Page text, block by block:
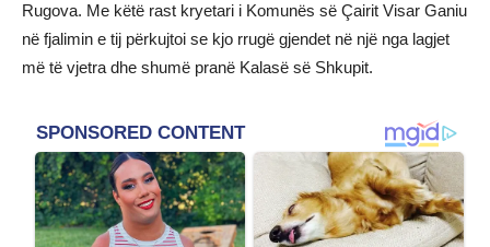
Rugova. Me këtë rast kryetari i Komunës së Çairit Visar Ganiu
në fjalimin e tij përkujtoi se kjo rrugë gjendet në një nga lagjet
më të vjetra dhe shumë pranë Kalasë së Shkupit.